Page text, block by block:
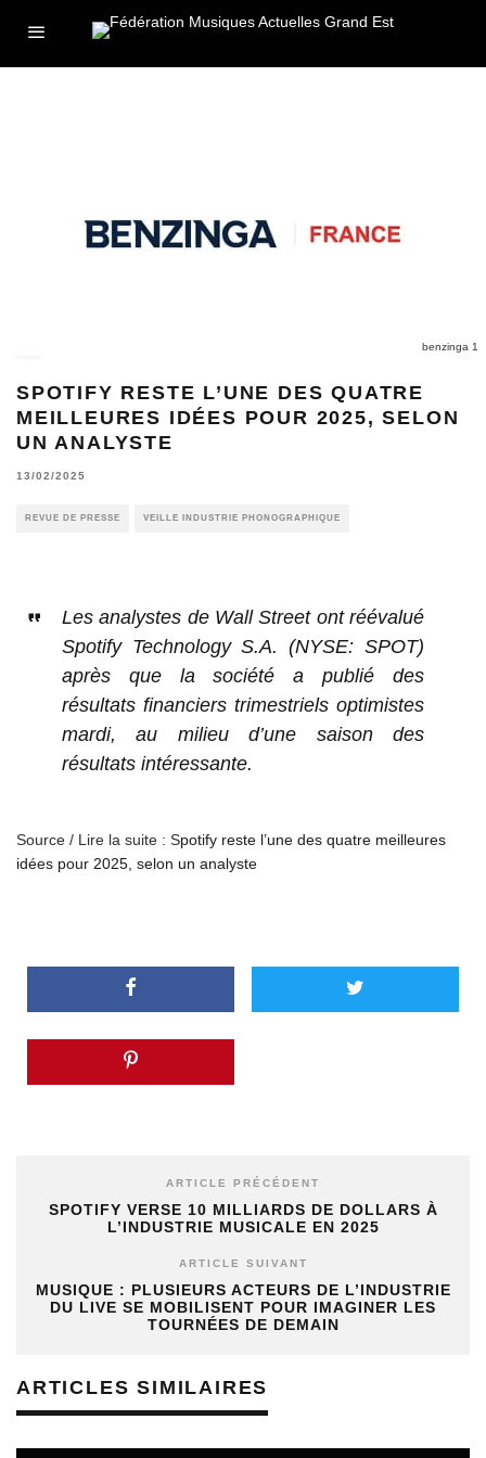
benzinga 1
SPOTIFY RESTE L’UNE DES QUATRE
MEILLEURES IDÉES POUR 2025, SELON
UN ANALYSTE
13/02/2025
REVUE DE PRESSE VEILLE INDUSTRIE PHONOGRAPHIQUE
Les analystes de Wall Street ont réévalué
Spotify Technology S.A. (NYSE: SPOT)
après que la société a publié des
résultats financiers trimestriels optimistes
mardi, au milieu d’une saison des
résultats intéressante.
Source / Lire la suite : Spotify reste l’une des quatre meilleures
idées pour 2025, selon un analyste
ARTICLE PRÉCÉDENT
SPOTIFY VERSE 10 MILLIARDS DE DOLLARS À
L’INDUSTRIE MUSICALE EN 2025
ARTICLE SUIVANT
MUSIQUE : PLUSIEURS ACTEURS DE L’INDUSTRIE
DU LIVE SE MOBILISENT POUR IMAGINER LES
TOURNÉES DE DEMAIN
ARTICLES SIMILAIRES